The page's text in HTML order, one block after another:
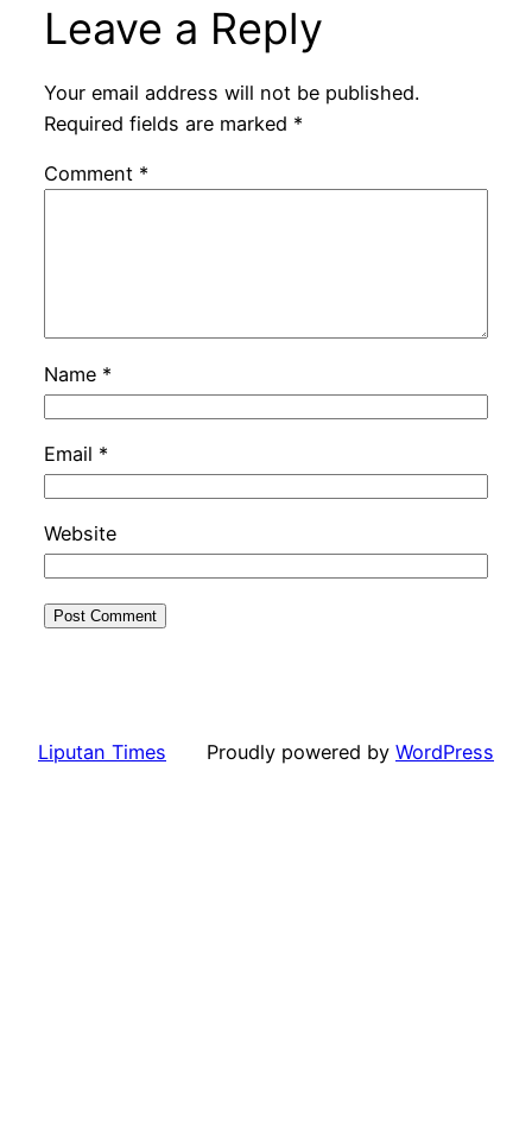
Leave a Reply
Your email address will not be published.
Required fields are marked *
Comment *
Name *
Email *
Website
Liputan Times Proudly powered by WordPress